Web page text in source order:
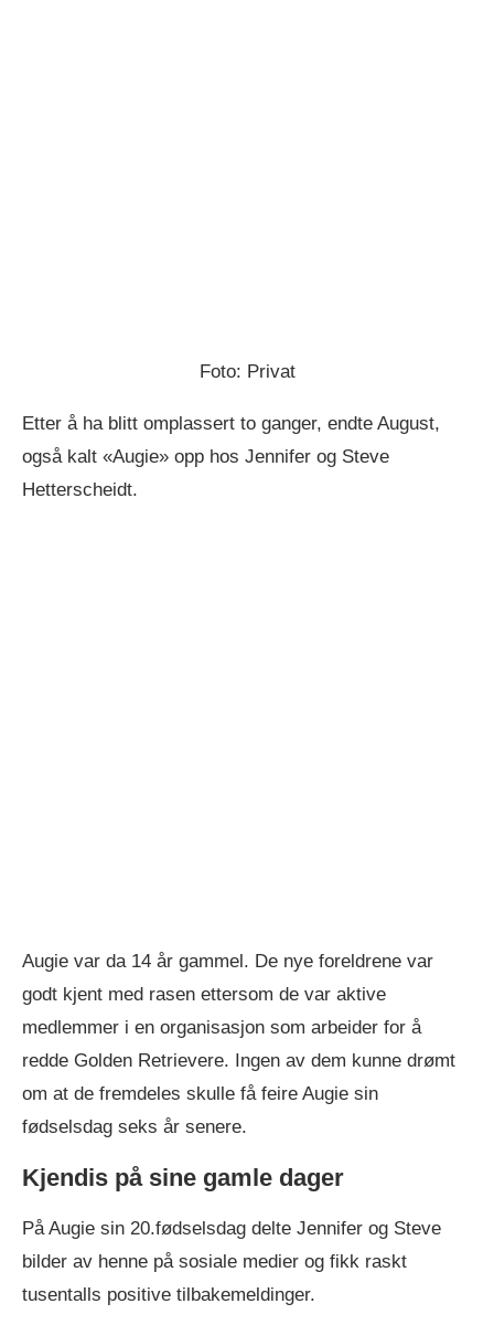
Foto: Privat
Etter å ha blitt omplassert to ganger, endte August,
også kalt «Augie» opp hos Jennifer og Steve
Hetterscheidt.
Augie var da 14 år gammel. De nye foreldrene var
godt kjent med rasen ettersom de var aktive
medlemmer i en organisasjon som arbeider for å
redde Golden Retrievere. Ingen av dem kunne drømt
om at de fremdeles skulle få feire Augie sin
fødselsdag seks år senere.
Kjendis på sine gamle dager
På Augie sin 20.fødselsdag delte Jennifer og Steve
bilder av henne på sosiale medier og fikk raskt
tusentalls positive tilbakemeldinger.